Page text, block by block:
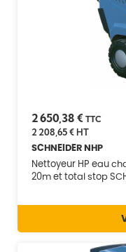
2 650,38 € TTC
2 208,65 €HT
SCHNEIDER NHP
Nettoyeur HP eau
20m et total stop